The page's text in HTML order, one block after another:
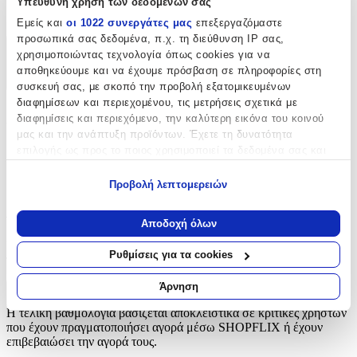
Εμείς και οι 1022 συνεργάτες μας επεξεργαζόμαστε
προσωπικά σας δεδομένα, π.χ. τη διεύθυνση IP σας,
χρησιμοποιώντας τεχνολογία όπως cookies για να
αποθηκεύουμε και να έχουμε πρόσβαση σε πληροφορίες στη
συσκευή σας, με σκοπό την προβολή εξατομικευμένων
διαφημίσεων και περιεχομένου, τις μετρήσεις σχετικά με
διαφημίσεις και περιεχόμενο, την καλύτερη εικόνα του κοινού
μας και την ανάπτυξη προϊόντων. Έχετε τη δυνατότητα
Να συλλέξουμε πληροφορίες σχετικά με τη γεωγραφική
σας τοποθεσία, οι οποίες μπορεί να είναι ακριβείς σε
απόσταση μερικών μέτρων
Να αναγνωρίσουμε τη συσκευή σας σαρώνοντας ενεργά
για συγκεκριμένα χαρακτηριστικά (δακτυλικό αποτύπωμα)
Μάθετε περισσότερα σχετικά με τον τρόπο επεξεργασίας των
προσωπικών σας δεδομένων και καθορίστε τις προτιμήσεις σας
στηνενότητα “Λεπτομέρειες”. Μπορείτε να αλλάξετε ή να
ανακαλέσετε τη συγκατάθεσή σας ανά πάσα στιγμή από τη
Προβολή λεπτομερειών
Αποδοχή όλων
Ρυθμίσεις για τα cookies
Άρνηση
Χαρακτηριστικά
+
Χαρακτηριστικά
Αξιολογήσεις
Προς το παρόν δεν υπάρχουν άλλες αξιολογήσεις. Όταν
προστεθούν, θα εμφανιστούν εδώ.
Πώς υπολογίζεται η βαθμολογία
Η τελική βαθμολογία βασίζεται αποκλειστικά σε κριτικές χρηστών
που έχουν πραγματοποιήσει αγορά μέσω SHOPFLIX ή έχουν
επιβεβαιώσει την αγορά τους.